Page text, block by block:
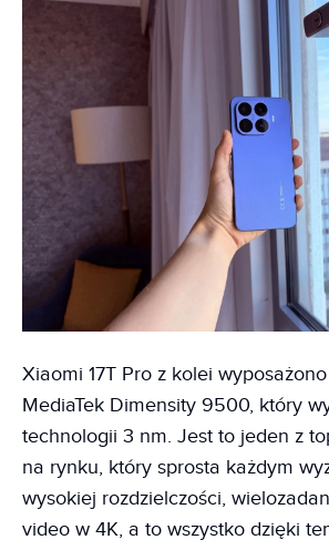
Xiaomi 17T Pro z kolei
MediaTek Dimensity 9500, który
technologii 3 nm. Jest to jeden z
na rynku, który sprosta każdym
wysokiej rozdzielczości,
video w 4K, a to wszystko dzięki